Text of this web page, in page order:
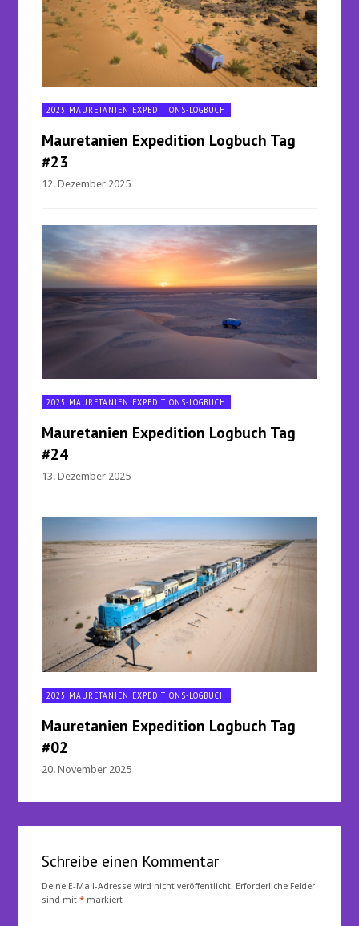
2025 MAURETANIEN EXPEDITIONS-LOGBUCH
Mauretanien Expedition Logbuch Tag
#23
12. Dezember 2025
2025 MAURETANIEN EXPEDITIONS-LOGBUCH
Mauretanien Expedition Logbuch Tag
#24
13. Dezember 2025
2025 MAURETANIEN EXPEDITIONS-LOGBUCH
Mauretanien Expedition Logbuch Tag
#02
20. November 2025
Schreibe einen Kommentar
Deine E-Mail-Adresse wird nicht veröffentlicht. Erforderliche Felder
sind mit* markiert